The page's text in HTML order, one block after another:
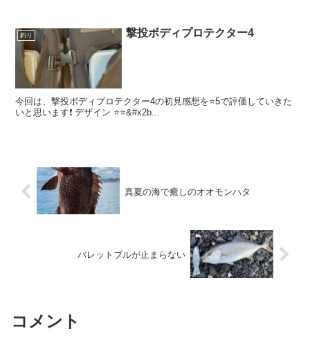
釣り 撃投ボディプロテクター4
今回は、撃投ボディプロテクター4の初見感想を⭐️5で評価していきた
いと思います❗️ デザイン ⭐️⭐️&#x2b...
真夏の海で癒しのオオモンハタ
バレットブルが止まらない
コメント